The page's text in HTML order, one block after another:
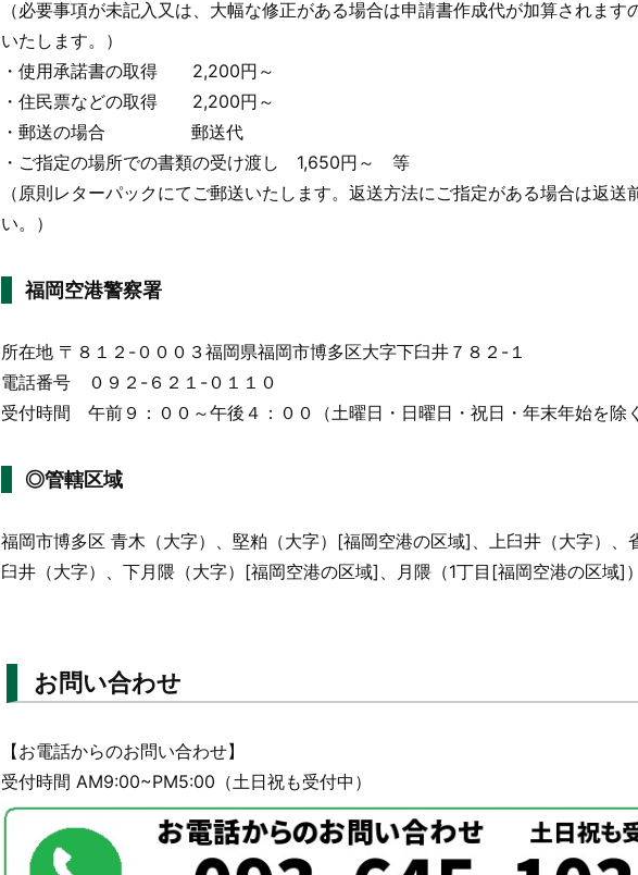
（必要事項が未記入又は、大幅な修正がある場合は申請書作成代が加算されます
いたします。）
・使用承諾書の取得 2,200円～
・住民票などの取得 2,200円～
・郵送の場合 郵送代
・ご指定の場所での書類の受け渡し 1,650円～ 等
（原則レターパックにてご郵送いたします。返送方法にご指定がある場合は返送
い。）
福岡空港警察署
所在地 〒８１２-０００３福岡県福岡市博多区大字下臼井７８２-１
電話番号 ０９２-６２１-０１１０
受付時間 午前９：００～午後４：００（土曜日・日曜日・祝日・年末年始を除く
◎管轄区域
福岡市博多区 青木（大字）、堅粕（大字）[福岡空港の区域]、上臼井（大字）、
臼井（大字）、下月隈（大字）[福岡空港の区域]、月隈（1丁目[福岡空港の区域]
お問い合わせ
【お電話からのお問い合わせ】
受付時間 AM9:00~PM5:00（土日祝も受付中）